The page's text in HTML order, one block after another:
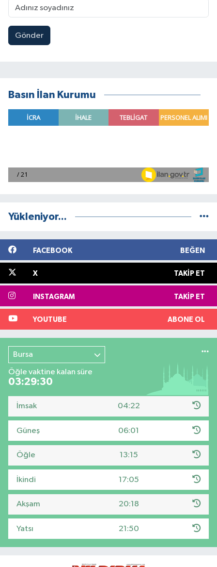
Gönder
Basın İlan Kurumu
Yükleniyor...
FACEBOOK BEĞEN
X TAKIP ET
INSTAGRAM TAKIP ET
YOUTUBE ABONE OL
Bursa
Öğle vaktine kalan süre
03:29:29
İmsak 04:22
Güneş 06:01
Öğle 13:15
İkindi 17:05
Akşam 20:18
Yatsı 21:50